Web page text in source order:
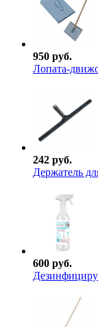
950 руб.
Лопата-
242 руб.
Держатель
600 руб.